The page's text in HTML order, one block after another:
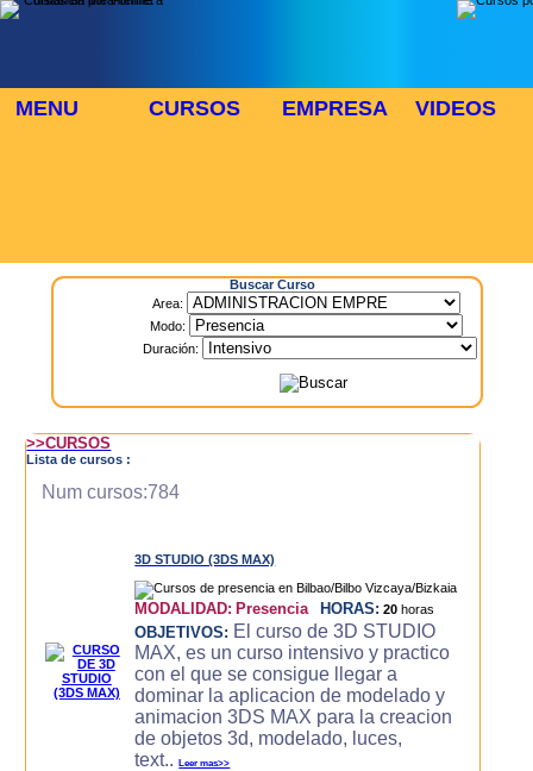
MENU CURSOS EMPRESA VIDEOS
Buscar Curso
Area:
Modo:
Duración:
>>CURSOS
Lista de cursos :
Num cursos:784
3D STUDIO (3DS MAX)
MODALIDAD: Presencia HORAS: 20 horas
OBJETIVOS: El curso de 3D STUDIO
MAX, es un curso intensivo y practico
con el que se consigue llegar a
dominar la aplicacion de modelado y
animacion 3DS MAX para la creacion
de objetos 3d, modelado, luces,
text..Leer mas>>